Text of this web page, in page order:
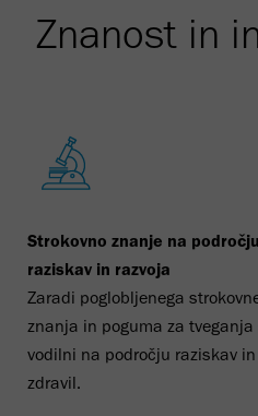
Znanost in
Strokovno znanje na področju
raziskav in razvoja
Zaradi poglobljenega
znanja in poguma za tveganja
vodilni na področju raziskav in
zdravil.